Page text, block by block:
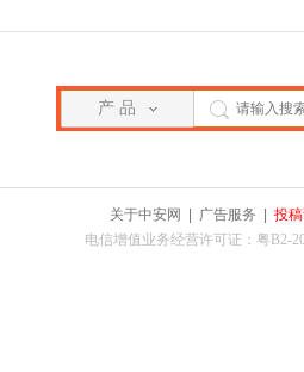
产 品
关于中安网 广告服务
投
电信增值业务经营许可证：粤